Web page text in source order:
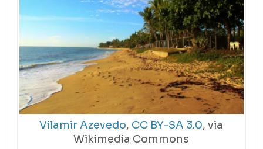
Vilamir Azevedo, CC BY-SA 3.0, via
Wikimedia Commons